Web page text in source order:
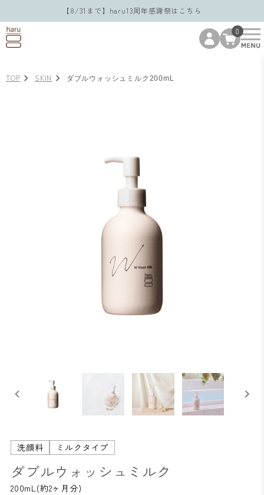
【8/31まで】haru13周年感謝祭はこちら
0
TOP SKIN ダブルウォッシュミルク200mL
洗顔料 ミルクタイプ
ダブルウォッシュミルク
200mL(約2ヶ月分)